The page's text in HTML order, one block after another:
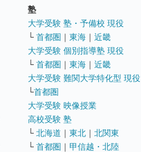
塾
大学受験 塾・予備校 現役
└ 首都圏 ｜ 東海 ｜ 近畿
大学受験 個別指導塾 現役
└ 首都圏 ｜ 東海 ｜ 近畿
大学受験 難関大学特化型 現役
└首都圏
大学受験 映像授業
高校受験 塾
└ 北海道 ｜ 東北 ｜ 北関東
└ 首都圏 ｜ 甲信越・北陸